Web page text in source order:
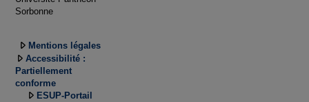
Sorbonne
Mentions légales
Accessibilité :
Partiellement
conforme
ESUP-Portail